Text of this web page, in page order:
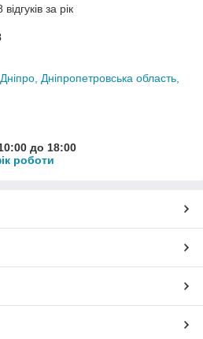
за рік
Дніпропетровська область,
до 18:00
роботи